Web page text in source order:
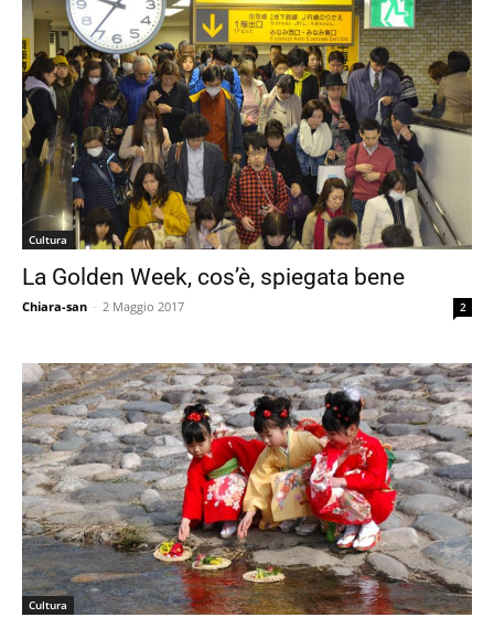
Cultura
La Golden Week, cos’è, spiegata bene
Chiara-san - 2 Maggio 2017 2
Cultura